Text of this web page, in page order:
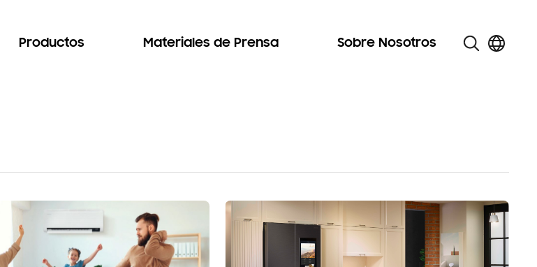
Productos Materiales de Prensa Sobre Nosotros